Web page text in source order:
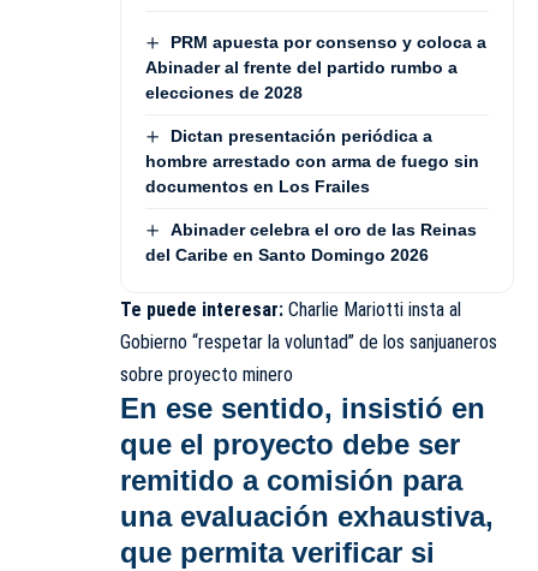
PRM apuesta por consenso y coloca a
Abinader al frente del partido rumbo a
elecciones de 2028
Dictan presentación periódica a
hombre arrestado con arma de fuego sin
documentos en Los Frailes
Abinader celebra el oro de las Reinas
del Caribe en Santo Domingo 2026
Te puede interesar: Charlie Mariotti insta al
Gobierno “respetar la voluntad” de los sanjuaneros
sobre proyecto minero
En ese sentido, insistió en
que el proyecto debe ser
remitido a comisión para
una evaluación exhaustiva,
que permita verificar si